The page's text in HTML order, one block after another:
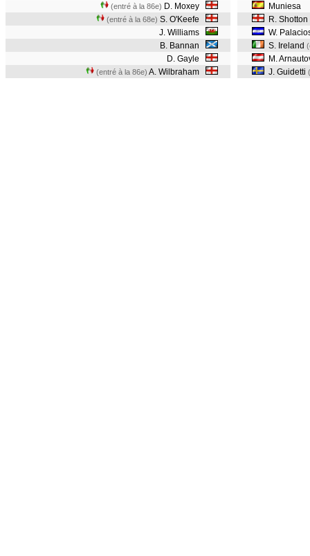
(entré à la 86e) D. Moxey
(entré à la 68e) S. O'Keefe
J. Williams
B. Bannan
D. Gayle
(entré à la 86e) A. Wilbraham
Muniesa
R. Shotton
W.
S. Ireland
M.
J. Guidetti